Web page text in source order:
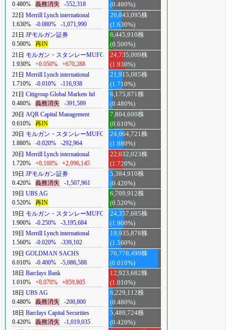
0.480%
義務消失 -552,318
(0.480%)
22日 Merrill Lynch international
1.630%
-0.080% -1,071,990
20,843,095株
(1.630%)
21日 JPモルガン証券
0.500%
再IN
6,445,910株
(0.500%)
21日 モルガン・スタンレーMUFG
1.930%
+0.050% +670,288
24,735,009株
(1.930%)
21日 Merrill Lynch international
1.710%
-0.010% -116,938
21,915,085株
(1.710%)
21日 Citigroup Global Markets ltd
0.480%
義務消失 -391,589
6,175,871株
(0.480%)
20日 AQR Capital Management
0.610%
再IN
7,804,600株
(0.610%)
20日 モルガン・スタンレーMUFG
1.880%
-0.020% -292,964
24,064,721株
(1.880%)
20日 Merrill Lynch international
1.720%
+0.160% +2,096,145
22,032,023株
(1.720%)
19日 JPモルガン証券
0.420%
義務消失 -1,507,961
5,384,910株
(0.420%)
19日 UBS AG
0.520%
再IN
6,709,912株
(0.520%)
19日 モルガン・スタンレーMUFG
1.900%
-0.250% -3,195,684
24,357,685株
(1.900%)
19日 Merrill Lynch international
1.560%
-0.020% -339,102
19,935,878株
(1.560%)
19日 GOLDMAN SACHS
6.010%
-0.400% -5,086,588
76,778,499株
(6.010%)
18日 Barclays Bank
1.010%
+0.070% +859,805
12,923,682株
(1.010%)
18日 UBS AG
0.480%
義務消失 -200,800
6,229,112株
(0.480%)
18日 Barclays Capital Securities
0.420%
義務消失 -1,019,035
5,489,724株
(0.420%)